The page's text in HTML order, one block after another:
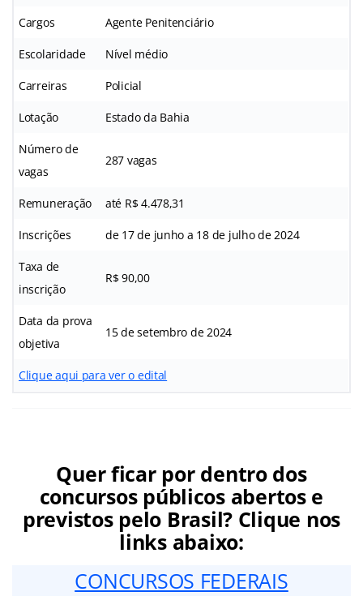
Cargos Agente Penitenciário
Escolaridade Nível médio
Carreiras Policial
Lotação Estado da Bahia
Número de
vagas
287 vagas
Remuneração até R$ 4.478,31
Inscrições de 17 de junho a 18 de julho de 2024
Taxa de
inscrição
R$ 90,00
Data da prova
objetiva
15 de setembro de 2024
Clique aqui para ver o edital
Quer ficar por dentro dos
concursos públicos abertos e
previstos pelo Brasil? Clique nos
links abaixo:
CONCURSOS FEDERAIS